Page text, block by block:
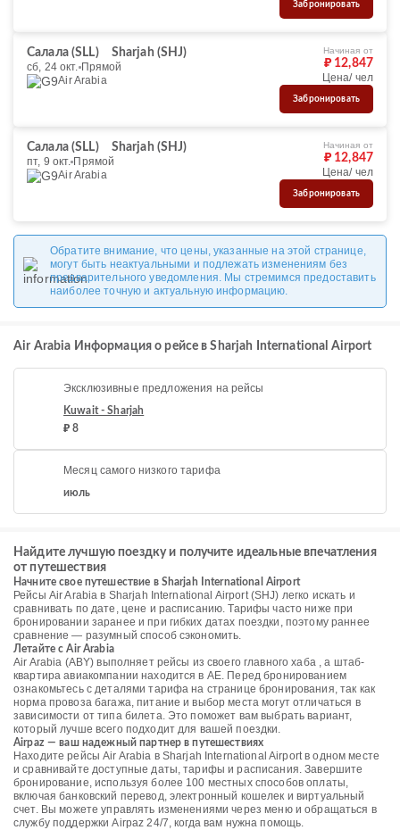
Забронировать
Салала (SLL)
Sharjah (SHJ)
сб, 24 окт. Прямой
Air Arabia
Начиная от
₽ 12,847
Цена/ чел
Забронировать
Салала (SLL)
Sharjah (SHJ)
пт, 9 окт. Прямой
Air Arabia
Начиная от
₽ 12,847
Цена/ чел
Забронировать
Обратите внимание, что цены, указанные на этой странице,
могут быть неактуальными и подлежать изменениям без
предварительного уведомления. Мы стремимся предоставить
наиболее точную и актуальную информацию.
Air Arabia Информация о рейсе в Sharjah International Airport
Эксклюзивные предложения на рейсы
Kuwait - Sharjah
₽ 8
Месяц самого низкого тарифа
июль
Найдите лучшую поездку и получите идеальные впечатления
от путешествия
Начните свое путешествие в Sharjah International Airport
Рейсы Air Arabia в Sharjah International Airport (SHJ) легко искать и
сравнивать по дате, цене и расписанию. Тарифы часто ниже при
бронировании заранее и при гибких датах поездки, поэтому раннее
сравнение — разумный способ сэкономить.
Летайте с Air Arabia
Air Arabia (ABY) выполняет рейсы из своего главного хаба , а штаб-
квартира авиакомпании находится в AE. Перед бронированием
ознакомьтесь с деталями тарифа на странице бронирования, так как
норма провоза багажа, питание и выбор места могут отличаться в
зависимости от типа билета. Это поможет вам выбрать вариант,
который лучше всего подходит для вашей поездки.
Airpaz — ваш надежный партнер в путешествиях
Находите рейсы Air Arabia в Sharjah International Airport в одном месте
и сравнивайте доступные даты, тарифы и расписания. Завершите
бронирование, используя более 100 местных способов оплаты,
включая банковский перевод, электронный кошелек и виртуальный
счет. Вы можете управлять изменениями через меню и обращаться в
службу поддержки Airpaz 24/7, когда вам нужна помощь.